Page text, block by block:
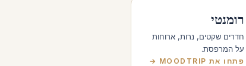
רומנטי
חדרים שקטים, נרות, ארוחות
על המרפסת.
פתחו את MOODTRIP →